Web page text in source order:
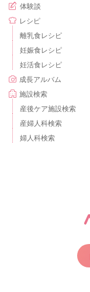
体験談
レシピ
離乳食レシピ
妊娠食レシピ
妊活食レシピ
成長アルバム
施設検索
産後ケア施設検索
産婦人科検索
婦人科検索